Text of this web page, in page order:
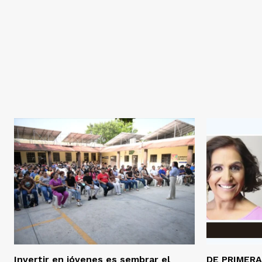
Invertir en jóvenes es sembrar el DE